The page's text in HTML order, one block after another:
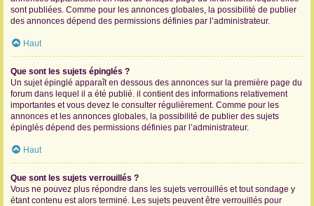
sont publiées. Comme pour les annonces globales, la possibilité de publier
des annonces dépend des permissions définies par l’administrateur.
Haut
Que sont les sujets épinglés ?
Un sujet épinglé apparaît en dessous des annonces sur la première page du
forum dans lequel il a été publié. il contient des informations relativement
importantes et vous devez le consulter régulièrement. Comme pour les
annonces et les annonces globales, la possibilité de publier des sujets
épinglés dépend des permissions définies par l’administrateur.
Haut
Que sont les sujets verrouillés ?
Vous ne pouvez plus répondre dans les sujets verrouillés et tout sondage y
étant contenu est alors terminé. Les sujets peuvent être verrouillés pour